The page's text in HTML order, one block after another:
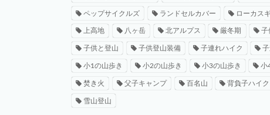
ペップサイクルズ ランドセルカバー ローカス
上高地 八ヶ岳 北アルプス 厳冬期 子
子供と登山 子供登山装備 子連れハイク
小1の山歩き 小2の山歩き 小3の山歩き 小
焚き火 父子キャンプ 百名山 背負子ハイク
雪山登山